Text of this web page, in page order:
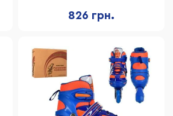
826 грн.